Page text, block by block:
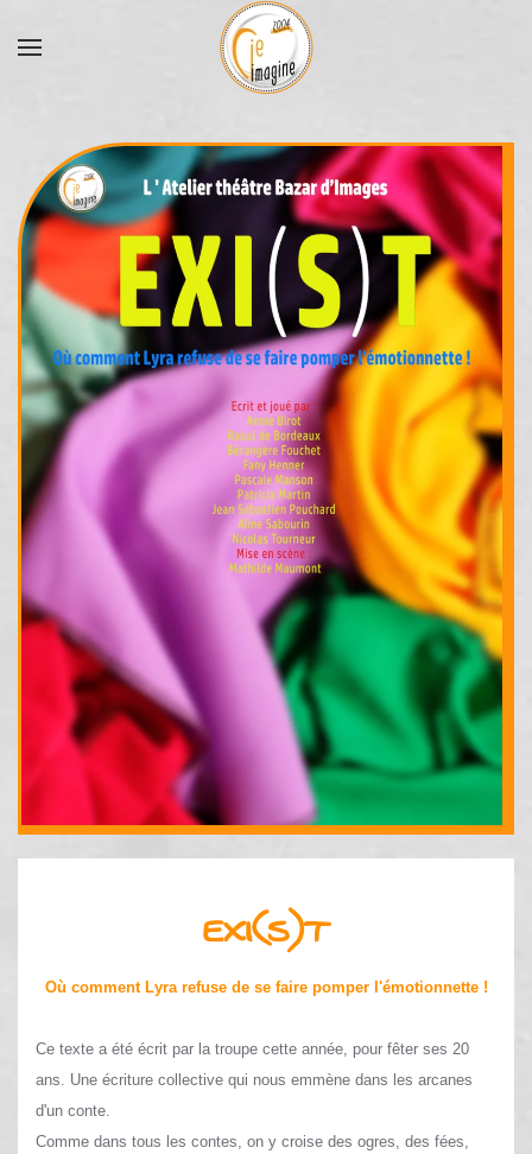
Accéder au contenu principal
EXI(S)T
Où comment Lyra refuse de se faire pomper l'émotionnette !
Ce texte a été écrit par la troupe cette année, pour fêter ses 20
ans. Une écriture collective qui nous emmène dans les arcanes
d'un conte.
Comme dans tous les contes, on y croise des ogres, des fées,